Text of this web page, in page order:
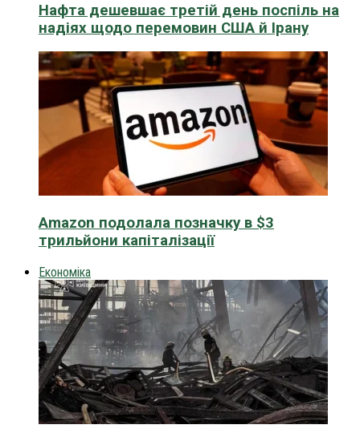
Нафта дешевшає третій день поспіль на
надіях щодо перемовин США й Ірану
Amazon подолала позначку в $3
трильйони капіталізації
Економіка